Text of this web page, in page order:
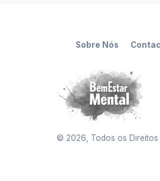
© 2026 , Todos os
Sobre Nós